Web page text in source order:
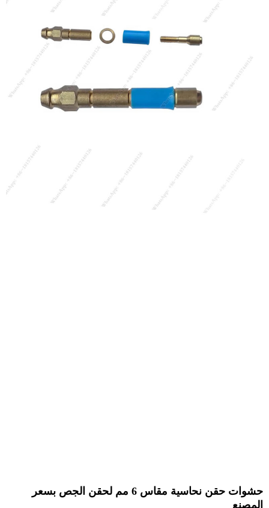
حشوات حقن نحاسية مقاس 6 مم لحقن الجص بسعر